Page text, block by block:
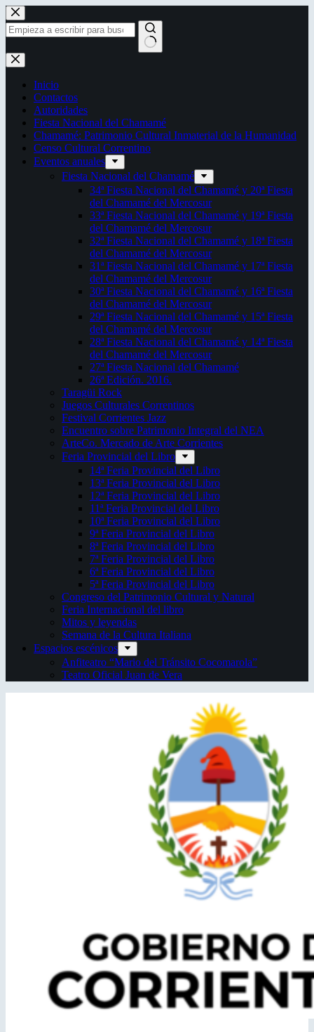
Saltar
al
contenido
Sin
resultados
Inicio
Contactos
Autoridades
Fiesta Nacional del Chamamé
Chamamé: Patrimonio Cultural Inmaterial de la Humanidad
Censo Cultural Correntino
Eventos anuales
Fiesta Nacional del Chamamé
34ª Fiesta Nacional del Chamamé y 20ª Fiesta
del Chamamé del Mercosur
33ª Fiesta Nacional del Chamamé y 19ª Fiesta
del Chamamé del Mercosur
32ª Fiesta Nacional del Chamamé y 18ª Fiesta
del Chamamé del Mercosur
31ª Fiesta Nacional del Chamamé y 17ª Fiesta
del Chamamé del Mercosur
30ª Fiesta Nacional del Chamamé y 16ª Fiesta
del Chamamé del Mercosur
29ª Fiesta Nacional del Chamamé y 15ª Fiesta
del Chamamé del Mercosur
28ª Fiesta Nacional del Chamamé y 14ª Fiesta
del Chamamé del Mercosur
27ª Fiesta Nacional del Chamamé
26ª Edición. 2016.
Taragüi Rock
Juegos Culturales Correntinos
Festival Corrientes Jazz
Encuentro sobre Patrimonio Integral del NEA
ArteCo. Mercado de Arte Corrientes
Feria Provincial del Libro
14ª Feria Provincial del Libro
13ª Feria Provincial del Libro
12ª Feria Provincial del Libro
11ª Feria Provincial del Libro
10ª Feria Provincial del Libro
9ª Feria Provincial del Libro
8ª Feria Provincial del Libro
7ª Feria Provincial del Libro
6ª Feria Provincial del Libro
5ª Feria Provincial del Libro
Congreso del Patrimonio Cultural y Natural
Feria Internacional del libro
Mitos y leyendas
Semana de la Cultura Italiana
Espacios escénicos
Anfiteatro “Mario del Tránsito Cocomarola”
Teatro Oficial Juan de Vera